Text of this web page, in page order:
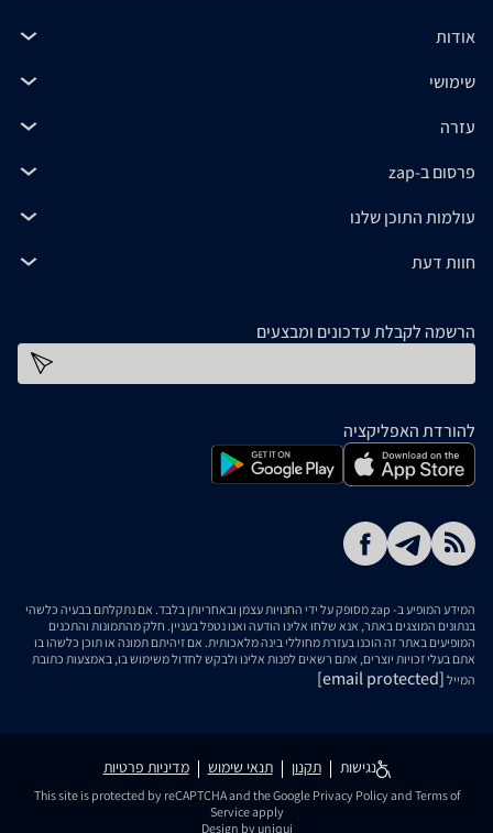
אודות
שימושי
עזרה
פרסום ב-zap
עולמות התוכן שלנו
חוות דעת
הרשמה לקבלת עדכונים ומבצעים
להורדת האפליקציה
המידע המופיע ב- zap מסופק על ידי החנויות עצמן ובאחריותן בלבד. אם נתקלתם בבעיה כלשהי
בנתונים המוצגים באתר, אנא שלחו אלינו הודעה ואנו נטפל בעניין. חלק מהתמונות והתכנים
המופיעים באתר זה הוכנו בעזרת מחוללי בינה מלאכותית. אם זיהיתם תמונה או תוכן כלשהו בו
אתם בעלי זכויות יוצרים, אתם רשאים לפנות אלינו ולבקש לחדול משימוש בו, באמצעות כתובת
המייל [email protected]
נגישות תקנון תנאי שימוש מדיניות פרטיות
This site is protected by reCAPTCHA and the Google Privacy Policyand Terms of
Serviceapply
Design by uniqui